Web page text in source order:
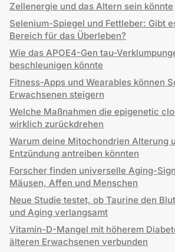
Zellenergie und das Altern sein könnte
Selenium-Spiegel und Fettleber: Gibt
Bereich für das Überleben?
Wie das APOE4-Gen tau-
beschleunigen könnte
Fitness-Apps und Wearables können
Erwachsenen steigern
Welche Maßnahmen die epigenetic
wirklich zurückdrehen
Warum deine Mitochondrien Alterung
Entzündung antreiben könnten
Forscher finden universelle Aging-
Mäusen, Affen und Menschen
Neue Studie testet, ob Taurine den
und Aging verlangsamt
Vitamin-D-Mangel mit höherem
älteren Erwachsenen verbunden